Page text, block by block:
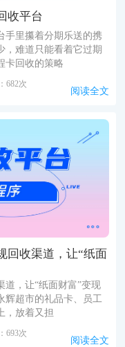
收平台
手里攥着分期乐送的携
，难道只能看着它过期
卡回收的策略
682次
阅读全文
回收渠道，让“纸面
道，让“纸面财富”变现
辉超市的礼品卡、员工
，放着又担
693次
阅读全文